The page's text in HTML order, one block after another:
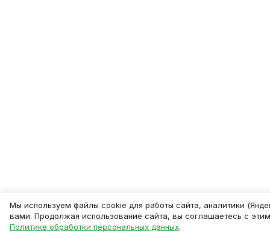
Мы используем файлы cookie для работы сайта, аналитики
вами. Продолжая использование сайта, вы соглашаетесь с
Политике обработки персональных данных.